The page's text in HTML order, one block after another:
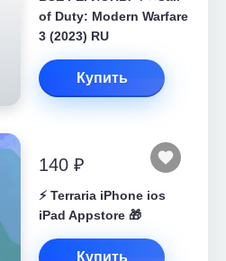
of Duty: Modern Warfare
3 (2023) RU
Купить
140 ₽
⚡️ Terraria iPhone ios
iPad Appstore 🎁
Купить